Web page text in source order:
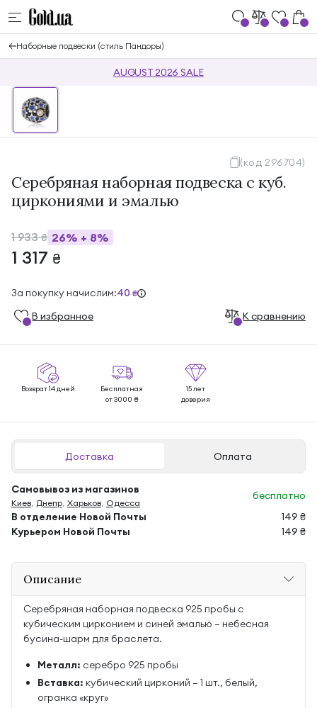
Наборные подвески (стиль Пандоры)
AUGUST 2026 SALE
(код 296704)
Серебряная наборная подвеска с куб.
циркониями и эмалью
1 933₴ 26% + 8%
1 317 ₴
За покупку начислим:40 ₴
В избранноe К сравнению
Возврат 14 дней
Бесплатная
от 3000 ₴
15 лет
доверия
Доставка Оплата
Самовывоз из магазинов
Киев, Днепр, Харьков, Одесса
бесплатно
В отделение Новой Почты
149 ₴
Курьером Новой Почты
149 ₴
Описание
Серебряная наборная подвеска 925 пробы с
кубическим цирконием и синей эмалью — небесная
бусина-шарм для браслета.
Металл: серебро 925 пробы
Вставка: кубический цирконий — 1 шт., белый,
огранка «круг»